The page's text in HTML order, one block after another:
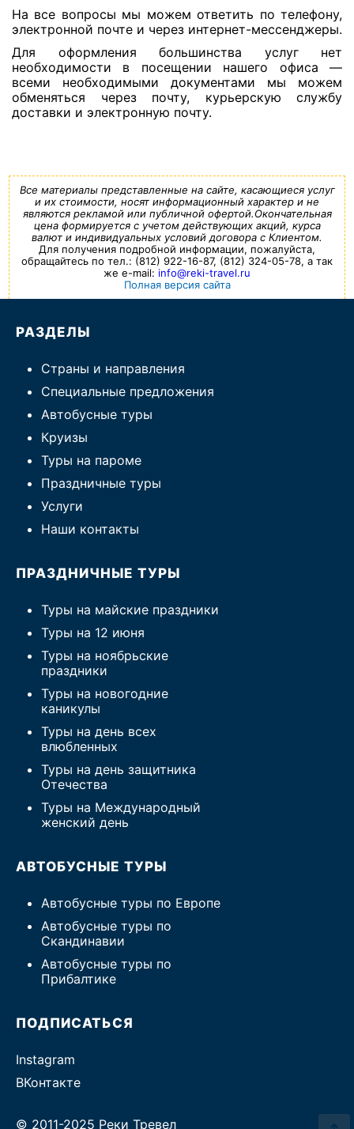
На все вопросы мы можем ответить по телефону,
электронной почте и через интернет-мессенджеры.
Для оформления большинства услуг нет
необходимости в посещении нашего офиса —
всеми необходимыми документами мы можем
обменяться через почту, курьерскую службу
доставки и электронную почту.
Все материалы представленные на сайте, касающиеся услуг
и их стоимости, носят информационный характер и не
являются рекламой или публичной офертой.Окончательная
цена формируется с учетом действующих акций, курса
валют и индивидуальных условий договора с Клиентом.
Для получения подробной информации, пожалуйста,
обращайтесь по тел.: (812) 922-16-87, (812) 324-05-78, а так
же e-mail: info@reki-travel.ru
Полная версия сайта
РАЗДЕЛЫ
Страны и направления
Специальные предложения
Автобусные туры
Круизы
Туры на пароме
Праздничные туры
Услуги
Наши контакты
ПРАЗДНИЧНЫЕ ТУРЫ
Туры на майские праздники
Туры на 12 июня
Туры на ноябрьские
праздники
Туры на новогодние
каникулы
Туры на день всех
влюбленных
Туры на день защитника
Отечества
Туры на Международный
женский день
АВТОБУСНЫЕ ТУРЫ
Автобусные туры по Европе
Автобусные туры по
Скандинавии
Автобусные туры по
Прибалтике
ПОДПИСАТЬСЯ
Instagram
ВКонтакте
© 2011-2025 Реки Тревел